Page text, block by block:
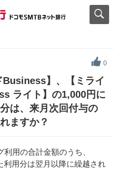
0
Business】、【ミライ
ライト】の1,000円に
は、来月次回付与の
ますか？
用の合計金額のうち、
利用分は翌月以降に繰越され